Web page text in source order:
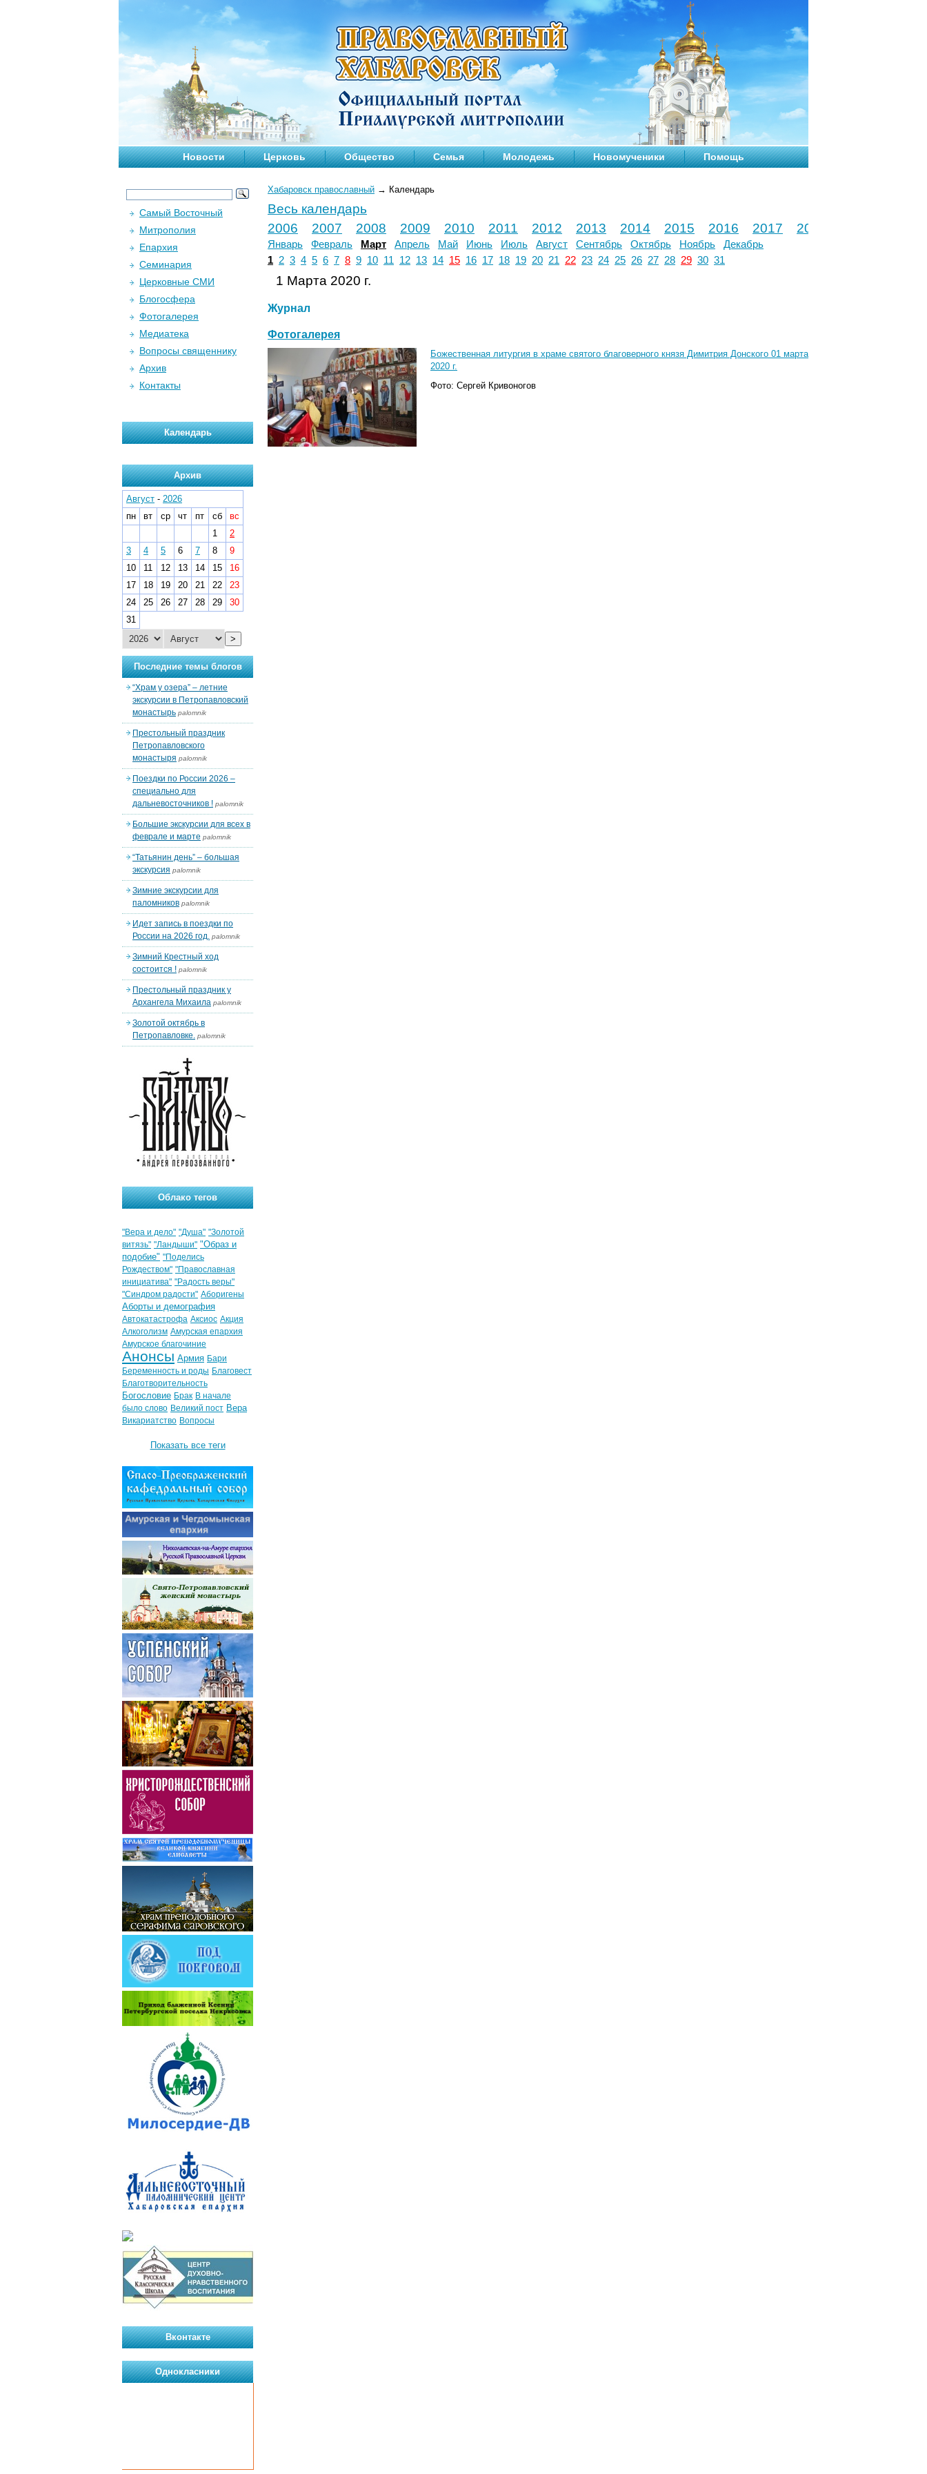
Новости Церковь Общество Семья Молодежь Новомученики Помощь
Хабаровск православный → Календарь
Весь календарь
2006
2007 2008 2009 2010 2011 2012 2013 2014 2015 2016 2017 2018
Январь Февраль Март Апрель Май Июнь Июль Август Сентябрь Октябрь Ноябрь
Декабрь
1 2 3 4 5 6 7 8 9 10 11 12 13 14 15 16 17 18 19 20 21 22 23 24 25 26 27 28 29 30 31
1 Марта 2020 г.
Журнал
Фотогалерея
Божественная литургия в храме святого благоверного князя Димитрия Донского 01 марта
2020 г.
Фото: Сергей Кривоногов
Самый Восточный
Митрополия
Епархия
Семинария
Церковные СМИ
Блогосфера
Фотогалерея
Медиатека
Вопросы священнику
Архив
Контакты
Календарь
Архив
Август - 2026
пн
вт ср чт пт сб
вс
1
2
3
4 5 6 7 8
9
10
11 12 13 14 15
16
17
18 19 20 21 22
23
24
25 26 27 28 29
30
31
>
Последние темы блогов
“Храм у озера” – летние
экскурсии в Петропавловский
монастырь palomnik
Престольный праздник
Петропавловского
монастыря palomnik
Поездки по России 2026 –
специально для
дальневосточников ! palomnik
Большие экскурсии для всех в
феврале и марте palomnik
“Татьянин день” – большая
экскурсия palomnik
Зимние экскурсии для
паломников palomnik
Идет запись в поездки по
России на 2026 год. palomnik
Зимний Крестный ход
состоится ! palomnik
Престольный праздник у
Архангела Михаила palomnik
Золотой октябрь в
Петропавловке. palomnik
Облако тегов
"Вера и дело" "Душа" "Золотой
витязь" "Ландыши" "Образ и
подобие" "Поделись
Рождеством" "Православная
инициатива" "Радость веры"
"Синдром радости" Аборигены
Аборты и демография
Автокатастрофа Аксиос Акция
Алкоголизм Амурская епархия
Амурское благочиние
Анонсы Армия Бари
Беременность и роды Благовест
Благотворительность
Богословие Брак В начале
было слово Великий пост Вера
Викариатство Вопросы
Показать все теги
Вконтакте
Однокласники